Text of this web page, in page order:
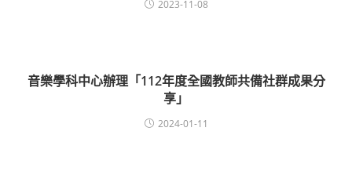
2023-11-08
音樂學科中心辦理「112年度全國教師共備社群成果分
享」
2024-01-11